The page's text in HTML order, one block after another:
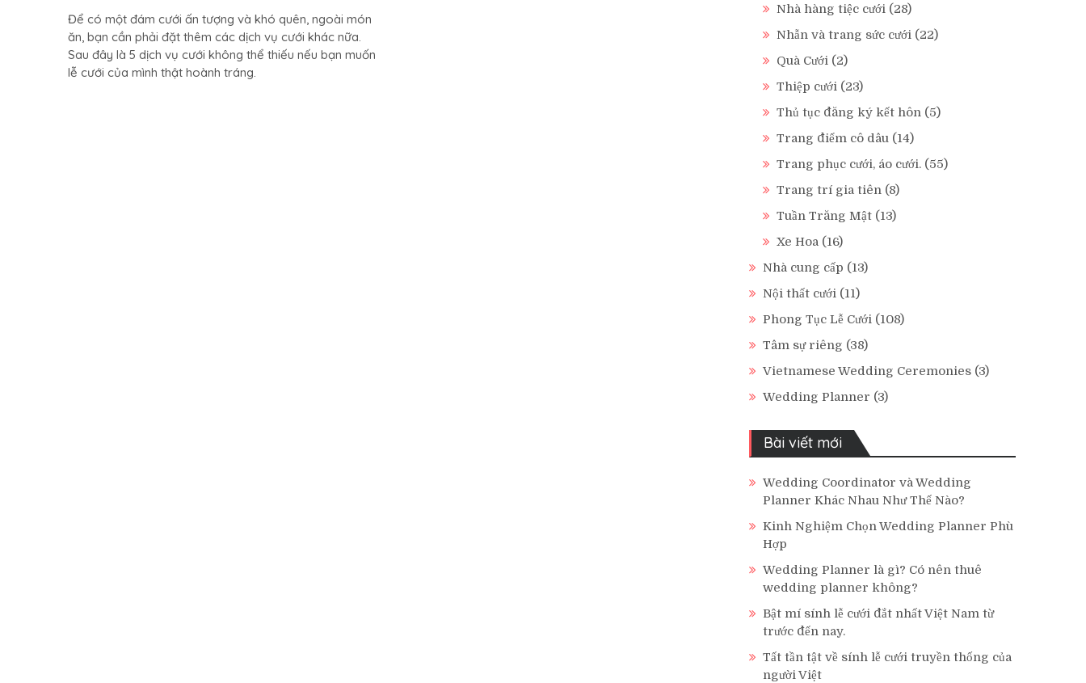
dịch
vụ
cưới
Để có một đám cưới ấn tượng và khó quên, ngoài món
ăn, bạn cần phải đặt thêm các dịch vụ cưới khác nữa.
Sau đây là 5 dịch vụ cưới không thể thiếu nếu bạn muốn
lễ cưới của mình thật hoành tráng.
Nhà hàng tiệc cưới (28)
Nhẫn và trang sức cưới (22)
Quà Cưới (2)
Thiệp cưới (23)
Thủ tục đăng ký kết hôn (5)
Trang điểm cô dâu (14)
Trang phục cưới, áo cưới. (55)
Trang trí gia tiên (8)
Tuần Trăng Mật (13)
Xe Hoa (16)
Nhà cung cấp (13)
Nội thất cưới (11)
Phong Tục Lễ Cưới (108)
Tâm sự riêng (38)
Vietnamese Wedding Ceremonies (3)
Wedding Planner (3)
Bài viết mới
Wedding Coordinator và Wedding
Planner Khác Nhau Như Thế Nào?
Kinh Nghiệm Chọn Wedding Planner Phù
Hợp
Wedding Planner là gì? Có nên thuê
wedding planner không?
Bật mí sính lễ cưới đắt nhất Việt Nam từ
trước đến nay.
Tất tần tật về sính lễ cưới truyền thống của
người Việt